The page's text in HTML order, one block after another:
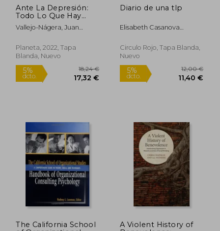
5%
dcto.
19,80 €
18,81 €
5%
dcto.
Ante La Depresión:
Todo Lo Que Hay
Que Saber Sobre La
Enfermedad de
Vallejo-Nágera, Juan
Planeta, 2022, Tapa
Blanda, Nuevo
Diario de una tlp
Elisabeth Casanova
Circulo Rojo, Tapa Blanda,
Nuevo
The California School
A Violent History of